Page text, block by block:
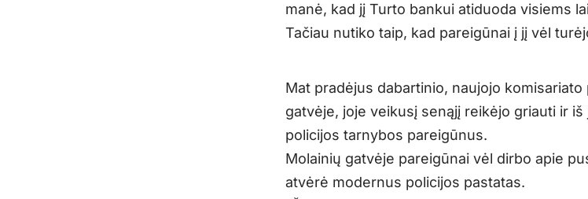
manė, kad jį Turto bankui atiduoda visiems
Tačiau nutiko taip, kad pareigūnai į jį vėl
Mat pradėjus dabartinio, naujojo
gatvėje, joje veikusį senąjį reikėjo griauti ir
policijos tarnybos pareigūnus.
Molainių gatvėje pareigūnai vėl dirbo apie
atvėrė modernus policijos pastatas.